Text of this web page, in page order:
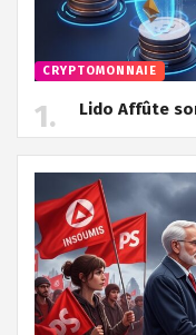
CRYPTOMONNAIE
Lido Affûte